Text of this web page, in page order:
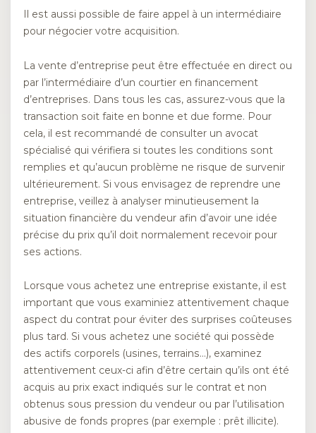
Il est aussi possible de faire appel à un intermédiaire
pour négocier votre acquisition.
La vente d’entreprise peut être effectuée en direct ou
par l’intermédiaire d’un courtier en financement
d’entreprises. Dans tous les cas, assurez-vous que la
transaction soit faite en bonne et due forme. Pour
cela, il est recommandé de consulter un avocat
spécialisé qui vérifiera si toutes les conditions sont
remplies et qu’aucun problème ne risque de survenir
ultérieurement. Si vous envisagez de reprendre une
entreprise, veillez à analyser minutieusement la
situation financière du vendeur afin d’avoir une idée
précise du prix qu’il doit normalement recevoir pour
ses actions.
Lorsque vous achetez une entreprise existante, il est
important que vous examiniez attentivement chaque
aspect du contrat pour éviter des surprises coûteuses
plus tard. Si vous achetez une société qui possède
des actifs corporels (usines, terrains…), examinez
attentivement ceux-ci afin d’être certain qu’ils ont été
acquis au prix exact indiqués sur le contrat et non
obtenus sous pression du vendeur ou par l’utilisation
abusive de fonds propres (par exemple : prêt illicite).